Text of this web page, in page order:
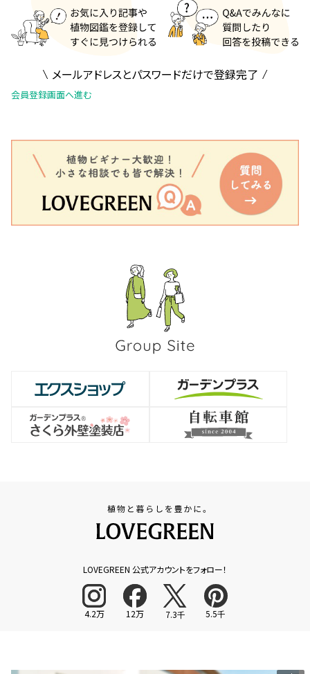
メールアドレスとパスワードだけで登録完了
会員登録画面へ進む
LOVEGREEN 公式アカウントをフォロー！
4.2万 12万 7.3千 5.5千